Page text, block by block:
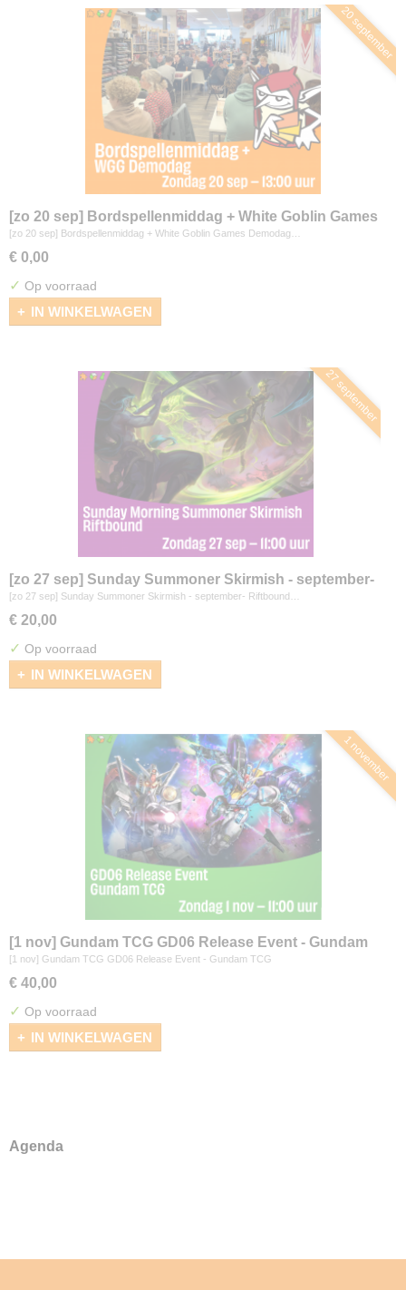
20 september
[zo 20 sep] Bordspellenmiddag + White Goblin Games
Demodag
[zo 20 sep] Bordspellenmiddag + White Goblin Games Demodag…
€ 0,00
✓ Op voorraad
IN WINKELWAGEN
27 september
[zo 27 sep] Sunday Summoner Skirmish - september-
Riftbound
[zo 27 sep] Sunday Summoner Skirmish - september- Riftbound…
€ 20,00
✓ Op voorraad
IN WINKELWAGEN
1 november
[1 nov] Gundam TCG GD06 Release Event - Gundam
TCG
[1 nov] Gundam TCG GD06 Release Event - Gundam TCG
€ 40,00
✓ Op voorraad
IN WINKELWAGEN
Agenda